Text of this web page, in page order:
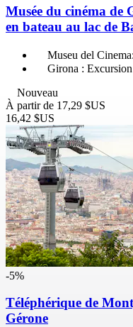
Musée du cinéma de
en bateau au lac de
Museu del
Girona :
Nouveau
À partir de 17,29 $US
16,42 $US
-5%
Téléphérique de
Gérone